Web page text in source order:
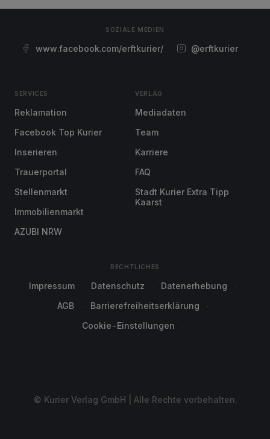
SOZIALE MEDIEN
www.facebook.com/erftkurier/ @erftkurier
SERVICES
Reklamation
Facebook Top Kurier
Inserieren
Trauerportal
Stellenmarkt
Immobilienmarkt
AZUBI NRW
VERLAG
Mediadaten
Team
Karriere
FAQ
Stadt Kurier Extra Tipp
Kaarst
RECHTLICHES
Impressum Datenschutz
Datenerhebung
AGB
Barrierefreiheitserklärung
Cookie-Einstellungen
© Kurier Verlag GmbH | Alle Rechte vorbehalten.